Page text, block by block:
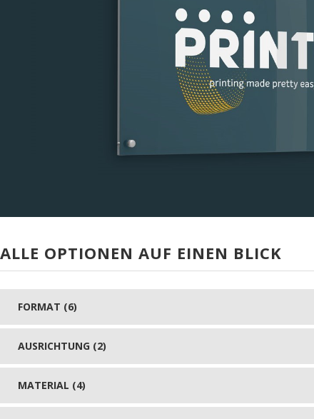
ALLE OPTIONEN AUF EINEN BLICK
FORMAT (6)
AUSRICHTUNG (2)
MATERIAL (4)